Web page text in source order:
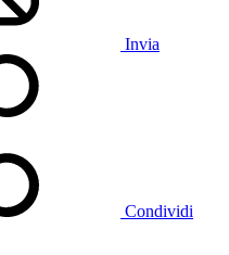
Invia
Condividi